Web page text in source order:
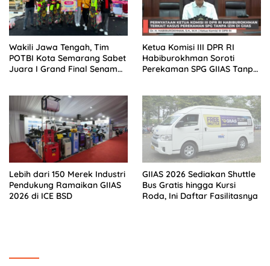
Wakili Jawa Tengah, Tim
POTBI Kota Semarang Sabet
Juara I Grand Final Senam
Ketua Komisi III DPR RI
Habiburokhman Soroti
Perekaman SPG GIIAS Tanpa
Lebih dari 150 Merek Industri
Pendukung Ramaikan GIIAS
2026 di ICE BSD
GIIAS 2026 Sediakan Shuttle
Bus Gratis hingga Kursi
Roda, Ini Daftar Fasilitasnya